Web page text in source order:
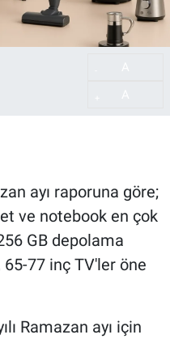
ayı raporuna göre;
ve notebook en çok
GB depolama
77 inç TV'ler öne
Ramazan ayı için